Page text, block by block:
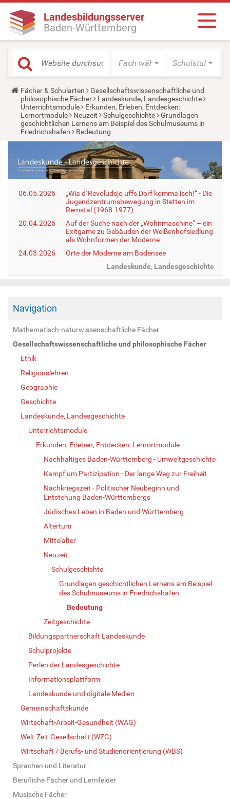
Landesbildungsserver
Baden-Württemberg
Fach wählen Schulstufe
Y
o
u
a
r
e
h
e
:
Fächer & Schularten
Gesellschaftswissenschaftliche und
philosophische Fächer
Landeskunde, Landesgeschichte
Unterrichtsmodule
Erkunden, Erleben, Entdecken:
Lernortmodule
Neuzeit Schulgeschichte
Grundlagen
geschichtlichen Lernens am Beispiel des Schulmuseums in
Friedrichshafen
Bedeutung
06.05.2026
„Wia d´Revoludsjo uffs Dorf komma isch!“ - Die
Jugendzentrumsbewegung in Stetten im
Remstal (1968-1977)
20.04.2026
Auf der Suche nach der „Wohnmaschine“ – ein
Exitgame zu Gebäuden der Weißenhofsiedlung
als Wohnformen der Moderne
24.03.2026
Orte der Moderne am Bodensee
Landeskunde, Landesgeschichte
Navigation
Mathematisch-naturwissenschaftliche Fächer
Gesellschaftswissenschaftliche und philosophische Fächer
Ethik
Religionslehren
Geographie
Geschichte
Landeskunde, Landesgeschichte
Unterrichtsmodule
Erkunden, Erleben, Entdecken: Lernortmodule
Nachhaltiges Baden-Württemberg - Umweltgeschichte
Kampf um Partizipation - Der lange Weg zur Freiheit
Nachkriegszeit - Politischer Neubeginn und
Entstehung Baden-Württembergs
Jüdisches Leben in Baden und Württemberg
Altertum
Mittelalter
Neuzeit
Schulgeschichte
Grundlagen geschichtlichen Lernens am Beispiel
des Schulmuseums in Friedrichshafen
Bedeutung
Zeitgeschichte
Bildungspartnerschaft Landeskunde
Schulprojekte
Perlen der Landesgeschichte
Informationsplattform
Landeskunde und digitale Medien
Gemeinschaftskunde
Wirtschaft-Arbeit-Gesundheit (WAG)
Welt-Zeit-Gesellschaft (WZG)
Wirtschaft / Berufs- und Studienorientierung (WBS)
Sprachen und Literatur
Berufliche Fächer und Lernfelder
Musische Fächer